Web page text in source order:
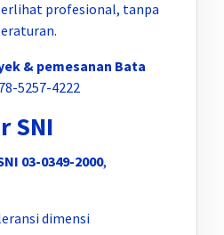
profesional, tanpa
& pemesanan Bata
5257-4222
SNI
03-0349-2000,
dimensi